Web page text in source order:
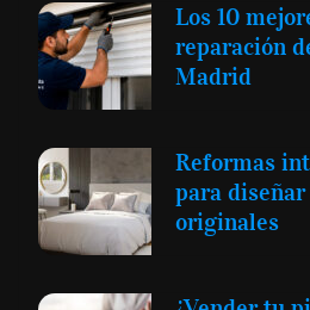
Los 10
reparación
Madrid
Reformas
para
originales